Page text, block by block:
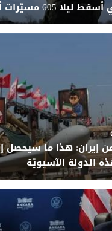
مسيّرات أوكرانية
إيران: هذا ما سيحصل
الدولة الآسيويّة